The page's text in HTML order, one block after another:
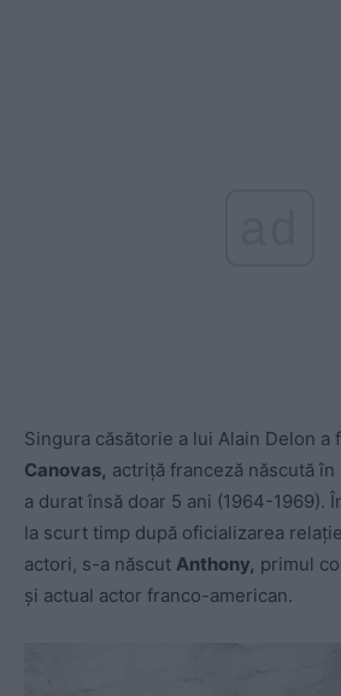
Singura căsătorie a lui Alain Delon a
Canovas, actriță franceză născută
a durat însă doar 5 ani (1964-1969).
la scurt timp după oficializarea
actori, s-a născut Anthony, primul
și actual actor franco-american.